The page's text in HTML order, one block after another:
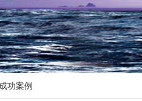
成功案例